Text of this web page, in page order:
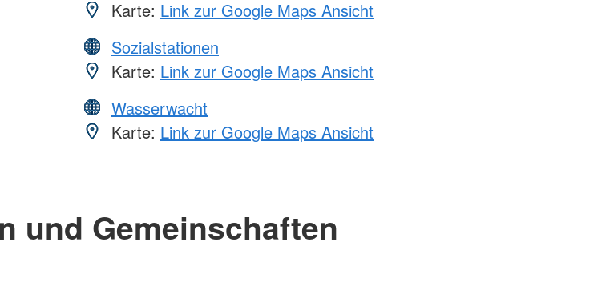
Karte: Link zur Google Maps Ansicht
Sozialstationen
Karte: Link zur Google Maps Ansicht
Wasserwacht
Karte: Link zur Google Maps Ansicht
und Gemeinschaften